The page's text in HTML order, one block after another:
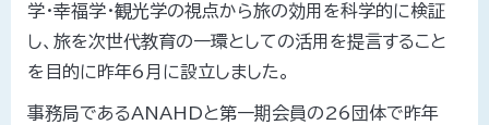
学・幸福学・観光学の視点から旅の効用を科学的に検証
し、旅を次世代教育の一環としての活用を提言すること
を目的に昨年6月に設立しました。
事務局であるANAHDと第一期会員の26団体で昨年